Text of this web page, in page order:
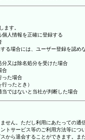
ます。
人情報を正確に登録する
る場合には、ユーザー登録を認
又は除名処分を受けた場合
合
った場合
ったとき）
ではないと当社が判断した場合
せん。ただし利用にあたっての
トサービス等のご利用方法等に
から退会することができます。